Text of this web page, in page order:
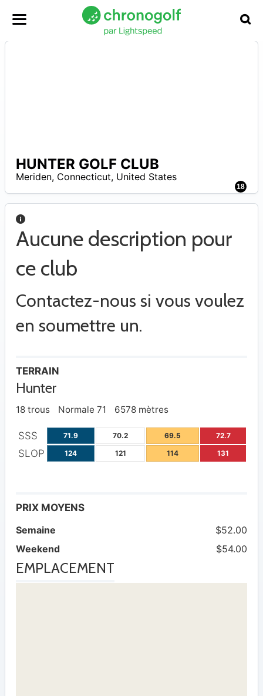
18
HUNTER GOLF CLUB
Meriden, Connecticut, United States
Aucune description pour
ce club
Contactez-nous si vous voulez
en soumettre un.
TERRAIN
Hunter
18 trous Normale 71 6578 mètres
SSS 71.9 70.2 69.5 72.7
SLOP 124 121 114 131
PRIX MOYENS
Semaine
$52.00
Weekend
$54.00
EMPLACEMENT